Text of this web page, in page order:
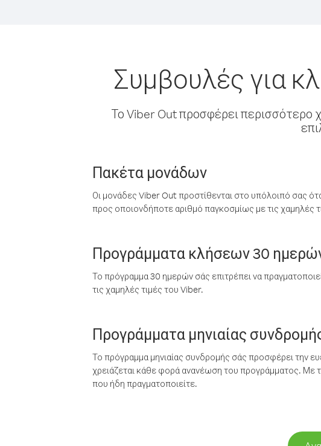
Συμβουλές για
Το Viber Out προσφέρει περισσότερο
Πακέτα μονάδων
Οι μονάδες Viber Out προστίθενται στο υπόλοιπό σας
προς οποιονδήποτε αριθμό παγκοσμίως με τις χαμηλές
Προγράμματα κλήσεων 30
Το πρόγραμμα 30 ημερών σάς επιτρέπει να
τις χαμηλές τιμές του Viber.
Προγράμματα μηνιαίας
Το πρόγραμμα μηνιαίας συνδρομής σάς προσφέρει την
χρειάζεται κάθε φορά ανανέωση του προγράμματος. Με
που ήδη πραγματοποιείτε.